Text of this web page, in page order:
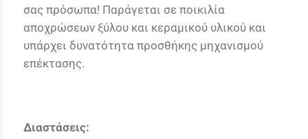
σας πρόσωπα! Παράγεται σε ποικιλία
αποχρώσεων ξύλου και κεραμικού υλικού και
υπάρχει δυνατότητα προσθήκης μηχανισμού
επέκτασης.
Διαστάσεις: